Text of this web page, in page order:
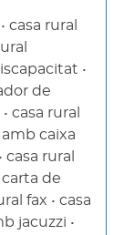
casa rural
•
de
casa rural
amb caixa
casa rural
de
fax • casa
jacuzzi •